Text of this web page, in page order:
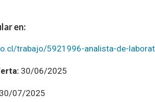
en:
trabajo/5921996-analista-de-
30/06/2025
30/07/2025